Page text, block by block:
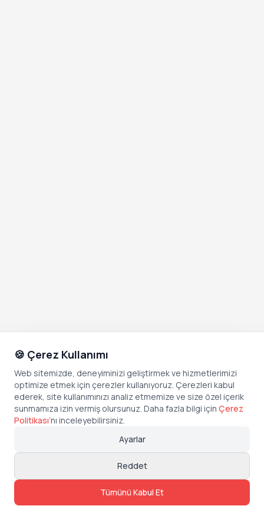
🍪 Çerez Kullanımı
Web sitemizde, deneyiminizi geliştirmek ve hizmetlerimizi
optimize etmek için çerezler kullanıyoruz. Çerezleri kabul
ederek, site kullanımınızı analiz etmemize ve size özel içerik
sunmamıza izin vermiş olursunuz. Daha fazla bilgi için Çerez
Politikası’nı inceleyebilirsiniz.
Ayarlar
Reddet
Tümünü Kabul Et